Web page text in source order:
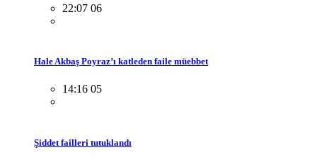
22:07 06
Hale Akbaş Poyraz’ı katleden faile müebbet
14:16 05
Şiddet failleri tutuklandı